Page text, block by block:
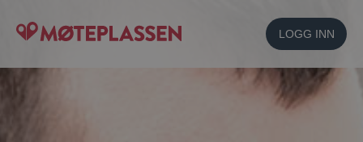
LOGG INN